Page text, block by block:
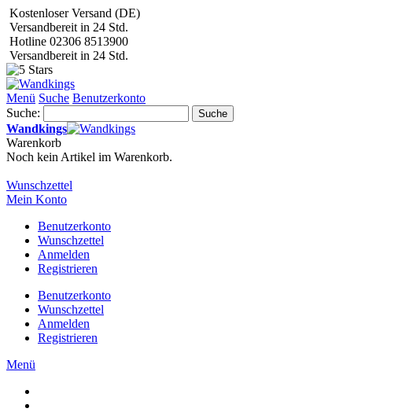
Kostenloser Versand (DE)
Versandbereit in 24 Std.
Hotline 02306 8513900
Versandbereit in 24 Std.
Menü Suche Benutzerkonto
Suche:
Suche
Wandkings
Warenkorb
Noch kein Artikel im Warenkorb.
Wunschzettel
Mein Konto
Benutzerkonto
Wunschzettel
Anmelden
Registrieren
Benutzerkonto
Wunschzettel
Anmelden
Registrieren
Menü